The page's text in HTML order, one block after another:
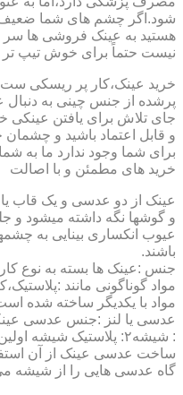
شود.اگر چشم های شما ضعیف
هستید به عینک فروشی ها سر
نیست حتماً برای خوش تیپ
خرید عینک،کار پر ریسکی
پرشده از جنس چینی به دنبال
جای تلاش برای یافتن عینکی
و قابل اعتماد باشید و چشمان
برای شما وجود ندارد ما به
خرید های مطمئن و با اصالت
عینک از دو عدسی و یک قاب
و گوشها نگه داشته میشود و
عیوب انکساری بینایی به
باشند.
جنس :عینک ها بسته به نوع
مواد گوناگونی مانند
مواد با یکدیگر ساخته شده
: شیشه۲: پلاستیک شیشه
ساخت عدسی عینک از آن
گاه عدسی هایی را از شیشه